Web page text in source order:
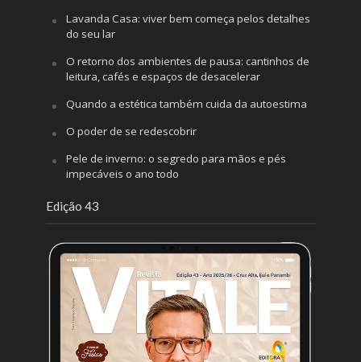
Lavanda Casa: viver bem começa pelos detalhes
do seu lar
O retorno dos ambientes de pausa: cantinhos de
leitura, cafés e espaços de desacelerar
Quando a estética também cuida da autoestima
O poder de se redescobrir
Pele de inverno: o segredo para mãos e pés
impecáveis o ano todo
Edição 43